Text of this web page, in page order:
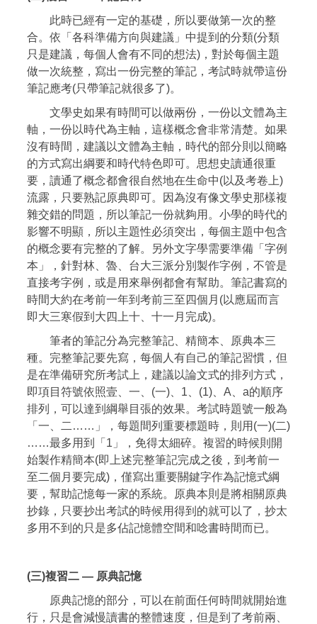
此時已經有一定的基礎，所以要做第一次的整
合。依「各科準備方向與建議」中提到的分類(分類
只是建議，每個人會有不同的想法)，對於每個主題
做一次統整，寫出一份完整的筆記，考試時就帶這份
筆記應考(只帶筆記就很多了)。
文學史如果有時間可以做兩份，一份以文體為主
軸，一份以時代為主軸，這樣概念會非常清楚。如果
沒有時間，建議以文體為主軸，時代的部分則以簡略
的方式寫出綱要和時代特色即可。思想史讀通很重
要，讀通了概念都會很自然地在生命中(以及考卷上)
流露，只要熟記原典即可。因為沒有像文學史那樣複
雜交錯的問題，所以筆記一份就夠用。小學的時代的
影響不明顯，所以主題性必須突出，每個主題中包含
的概念要有完整的了解。另外文字學需要準備「字例
本」，針對林、魯、台大三派分別製作字例，不管是
直接考字例，或是用來舉例都會有幫助。筆記書寫的
時間大約在考前一年到考前三至四個月(以應屆而言
即大三寒假到大四上十、十一月完成)。
筆者的筆記分為完整筆記、精簡本、原典本三
種。完整筆記要先寫，每個人有自己的筆記習慣，但
是在準備研究所考試上，建議以論文式的排列方式，
即項目符號依照壹、一、(一)、1、(1)、A、a的順序
排列，可以達到綱舉目張的效果。考試時題號一般為
「一、二……」，每題間列重要標題時，則用(一)(二)
……最多用到「1」，免得太細碎。複習的時候則開
始製作精簡本(即上述完整筆記完成之後，到考前一
至二個月要完成)，僅寫出重要關鍵字作為記憶式綱
要，幫助記憶每一家的系統。原典本則是將相關原典
抄錄，只要抄出考試的時候用得到的就可以了，抄太
多用不到的只是多佔記憶體空間和唸書時間而已。
(三)複習二 — 原典記憶
原典記憶的部分，可以在前面任何時間就開始進
行，只是會減慢讀書的整體速度，但是到了考前兩、